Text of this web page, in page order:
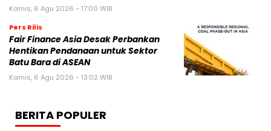
Kamis, 6 Agu 2026 - 17:00 WIB
Pers Rilis
Fair Finance Asia Desak Perbankan
Hentikan Pendanaan untuk Sektor
Batu Bara di ASEAN
Kamis, 6 Agu 2026 - 13:02 WIB
BERITA POPULER